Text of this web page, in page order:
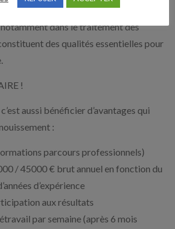
de la discrétion et votre respect strict
dans le traitement des
des qualités essentielles pour
!
aussi bénéficier d’avantages qui
:
parcours professionnels)
/ 45000 € brut annuel en fonction du
d’expérience
aux résultats
par semaine (après 6 mois